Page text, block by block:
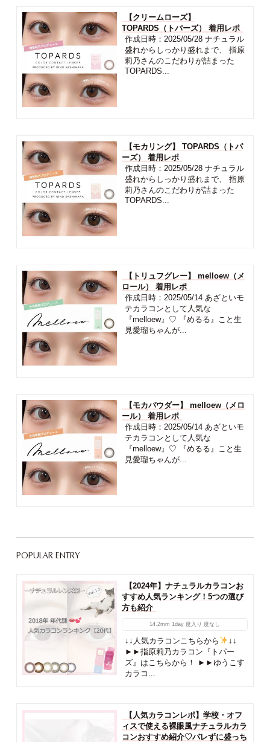
【クリームローズ】
TOPARDS（トパーズ） 着用レポ
作成日時：2025/05/28 ナチュラル
盛れからしっかり盛れまで、 指原
莉乃さんのこだわりが詰まった
TOPARDS...
【モカリング】 TOPARDS（トパ
ーズ） 着用レポ
作成日時：2025/05/28 ナチュラル
盛れからしっかり盛れまで、 指原
莉乃さんのこだわりが詰まった
TOPARDS...
【トリュフグレー】 melloew（メ
ロール） 着用レポ
作成日時：2025/05/14 あざといモ
テカラコンとして人気な
『melloew』♡ 『めるる』こと生
見愛瑠ちゃんが...
【モカパウダー】 melloew（メロ
ール） 着用レポ
作成日時：2025/05/14 あざといモ
テカラコンとして人気な
『melloew』♡ 『めるる』こと生
見愛瑠ちゃんが...
POPULAR ENTRY
【2024年】ナチュラルカラコンお
すすめ人気ランキング！5つの選び
方も紹介
14.2mm 1day 度入り 度なし
↓↓人気カラコンこちらから
↓↓
►►指原莉乃カラコン『トパー
ズ』はこちらから！ ►►ゆうこす
カラコ...
【人気カラコンレポ】学校・オフ
ィスで使える裸眼風ナチュラルカラ
コンおすすめ紹介♡バレずに盛っち